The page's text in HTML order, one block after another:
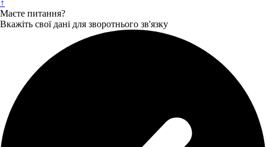
↑
Маєте питання?
Вкажіть свої дані для зворотнього зв'язку